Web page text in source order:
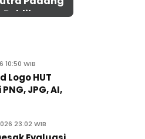
Publik
10:50 WIB
Logo HUT
JPG, AI,
23:02 WIB